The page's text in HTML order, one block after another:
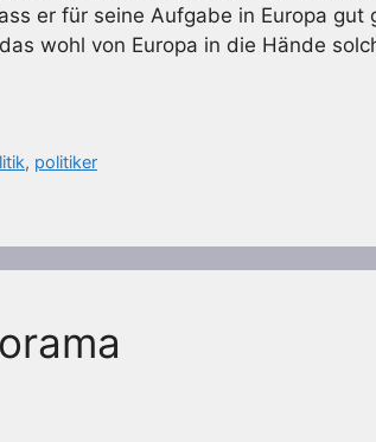
er für seine Aufgabe in Europa gut
wohl von Europa in die Hände
, politiker